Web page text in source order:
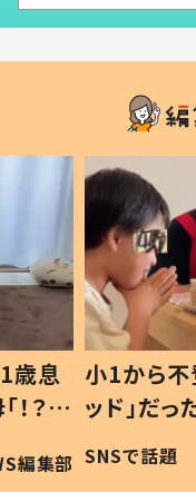
歳息
？」
編集部
小1から不
ッド」だ
作り続け
#令和の子
SNSで話題